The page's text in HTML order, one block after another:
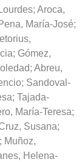
; Aroca,
Pena, María-José;
; Gómez,
; Abreu,
; Sandoval-
; Tajada-
María-Teresa;
Susana;
; Muñoz,
Helena-